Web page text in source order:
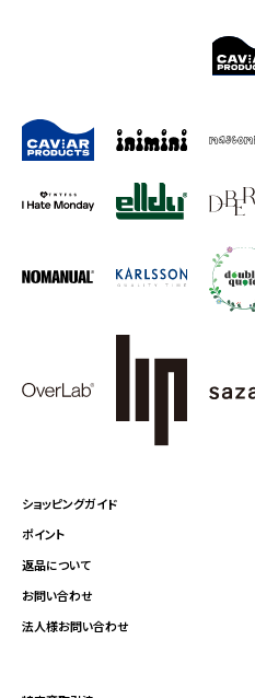
ショッピングガイド
ポイント
返品について
お問い合わせ
法人様お問い合わせ